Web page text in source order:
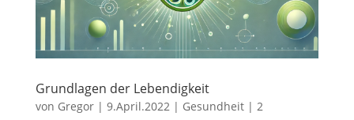
Grundlagen der Lebendigkeit
von Gregor| 9.April.2022| Gesundheit| 2